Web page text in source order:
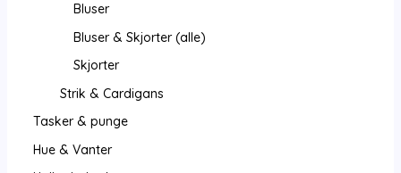
Bluser
Bluser & Skjorter (alle)
Skjorter
Strik & Cardigans
Tasker & punge
Hue & Vanter